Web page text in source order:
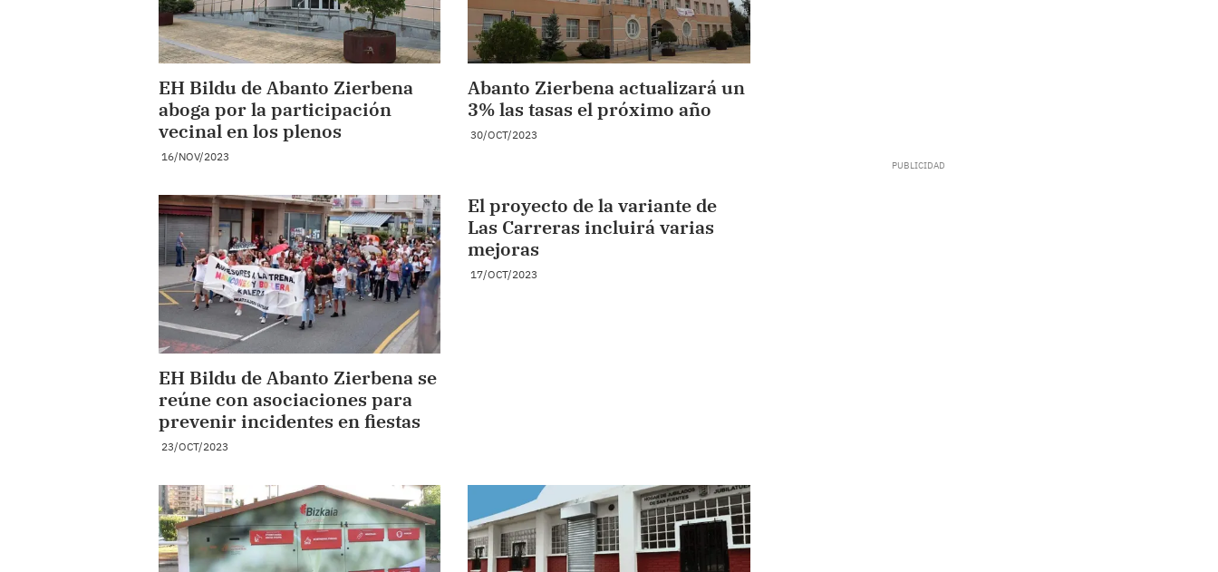
EH Bildu de Abanto Zierbena
aboga por la participación
vecinal en los plenos
16/NOV/2023
Abanto Zierbena actualizará un
3% las tasas el próximo año
30/OCT/2023
EH Bildu de Abanto Zierbena se
reúne con asociaciones para
prevenir incidentes en fiestas
23/OCT/2023
El proyecto de la variante de
Las Carreras incluirá varias
mejoras
17/OCT/2023